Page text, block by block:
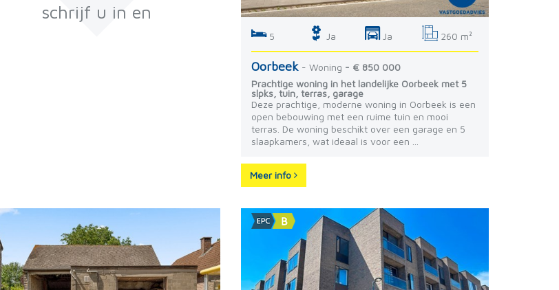
schrijf u in en
5 Ja Ja 260 m²
Oorbeek - Woning - € 850 000
Prachtige woning in het landelijke Oorbeek met 5
slpks, tuin, terras, garage
Deze prachtige, moderne woning in Oorbeek is een
open bebouwing met een ruime tuin en mooi
terras. De woning beschikt over een garage en 5
slaapkamers, wat ideaal is voor een ...
Meer info